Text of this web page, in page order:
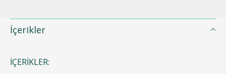
İçerikler
İÇERIKLER: